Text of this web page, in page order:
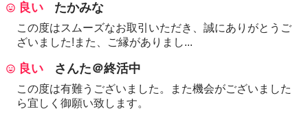
良い たかみな
この度はスムーズなお取引いただき、誠にありがとうご
ざいました!また、ご縁がありまし...
良い さんた＠終活中
この度は有難うございました。また機会がございました
ら宜しく御願い致します。